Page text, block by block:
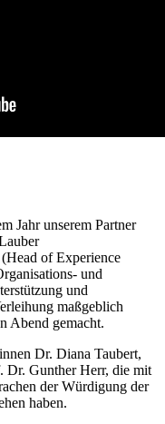
Jahr unserem Partner
of Experience
und
und
maßgeblich
Abend gemacht.
Dr. Diana Taubert,
Dr. Gunther Herr, die mit
der Würdigung der
haben.